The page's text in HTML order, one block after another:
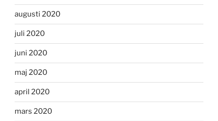
augusti 2020
juli 2020
juni 2020
maj 2020
april 2020
mars 2020